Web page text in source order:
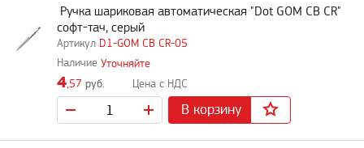
D1-GOM CB CR-05
Ручка шариковая автоматическая "Dot GOM CB CR"
софт-тач, серый
Уточняйте
4,57 руб.
В корзину